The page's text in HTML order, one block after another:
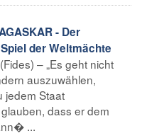
- Der
der Weltmächte
– „Es geht nicht
auszuwählen,
jedem Staat
dass er dem
...